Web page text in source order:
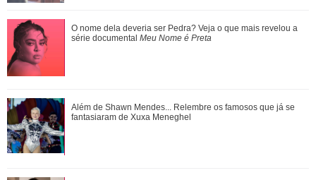
Divulgação 3/22
Paolla Oliveira aproveitou um sábado de sol no Rio de Janeiro
para recuperar os seus níveis de vitamina D. A atriz
no quintal de sua casa, de shorts e top, e brinca: - O que é
isso? Paparazzi em casa agora? Paparazzina hora da
vitamina D?
Confira filmes em que as cenas de sexo foram reais
Ariana Grande faz desabafo em show sobre decisão de
pausar a carreira: Não foi uma reação...
O nome dela deveria ser Pedra? Veja o que mais revelou a
série documental Meu Nome é Preta
Além de Shawn Mendes... Relembre os famosos que já se
fantasiaram de Xuxa Meneghel